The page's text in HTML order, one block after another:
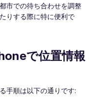
市での待ち合わせを調整
りする際に特に便利で
で位置情報
手順は以下の通りです: